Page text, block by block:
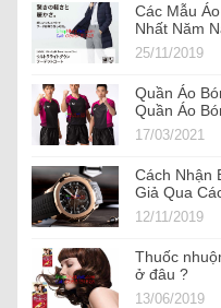
Các Mẫu
Nhất Năm
25/11/2019
Quần Áo
Quần Áo
17/03/2021
Cách Nhận
Giả Qua
12/11/2019
Thuốc
ở đâu ?
13/06/2019